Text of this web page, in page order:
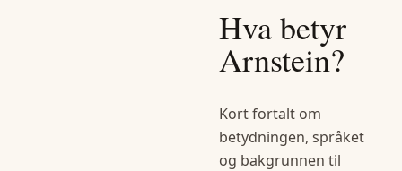
Hva betyr
Arnstein?
Kort fortalt om
betydningen, språket
og bakgrunnen til